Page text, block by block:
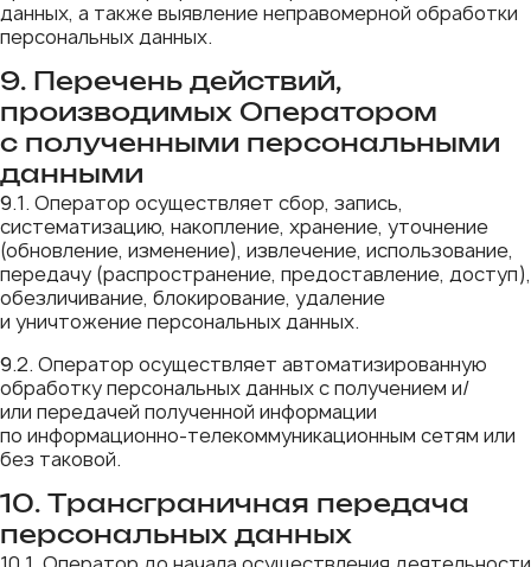
данных, а также выявление неправомерной обработки
персональных данных.
9. Перечень действий,
производимых Оператором
с полученными персональными
данными
9.1. Оператор осуществляет сбор, запись,
систематизацию, накопление, хранение, уточнение
(обновление, изменение), извлечение, использование,
передачу (распространение, предоставление, доступ),
обезличивание, блокирование, удаление
и уничтожение персональных данных.
9.2. Оператор осуществляет автоматизированную
обработку персональных данных с получением и/
или передачей полученной информации
по информационно-телекоммуникационным сетям или
без таковой.
10. Трансграничная передача
персональных данных